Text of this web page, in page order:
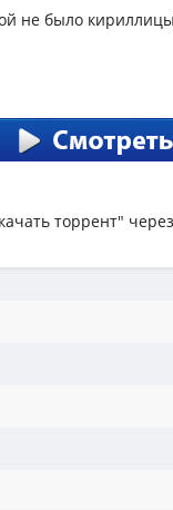
не было
торрент"